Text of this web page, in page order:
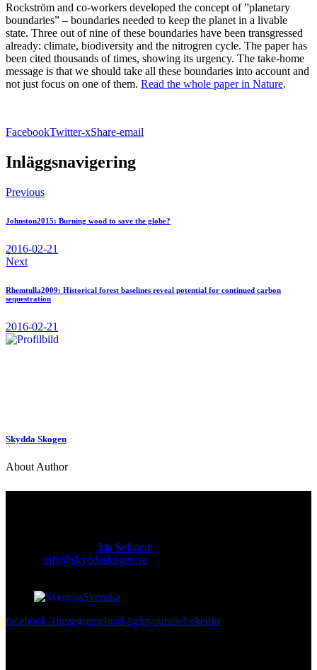
Rockström and co-workers developed the concept of ”planetary
boundaries” – boundaries needed to keep the planet in a livable
state. Three out of nine of these boundaries have been transgressed
already: climate, biodiversity and the nitrogren cycle. The paper has
been cited thousands of times, showing its urgency. The take-home
message is that we should take all these boundaries into account and
not just focus on one of them. Read the whole paper in Nature.
FacebookTwitter-xShare-email
Inläggsnavigering
Previous
Johnston2015: Burning wood to save the globe?
2016-02-21
Next
Rhemtulla2009: Historical forest baselines reveal potential for continued carbon
sequestration
2016-02-21
Skydda Skogen
About Author
Ida Sellstedt
info@skyddaskogen.se
Svenska
facebook-1instagramcloud-lightyoutubelinkedin